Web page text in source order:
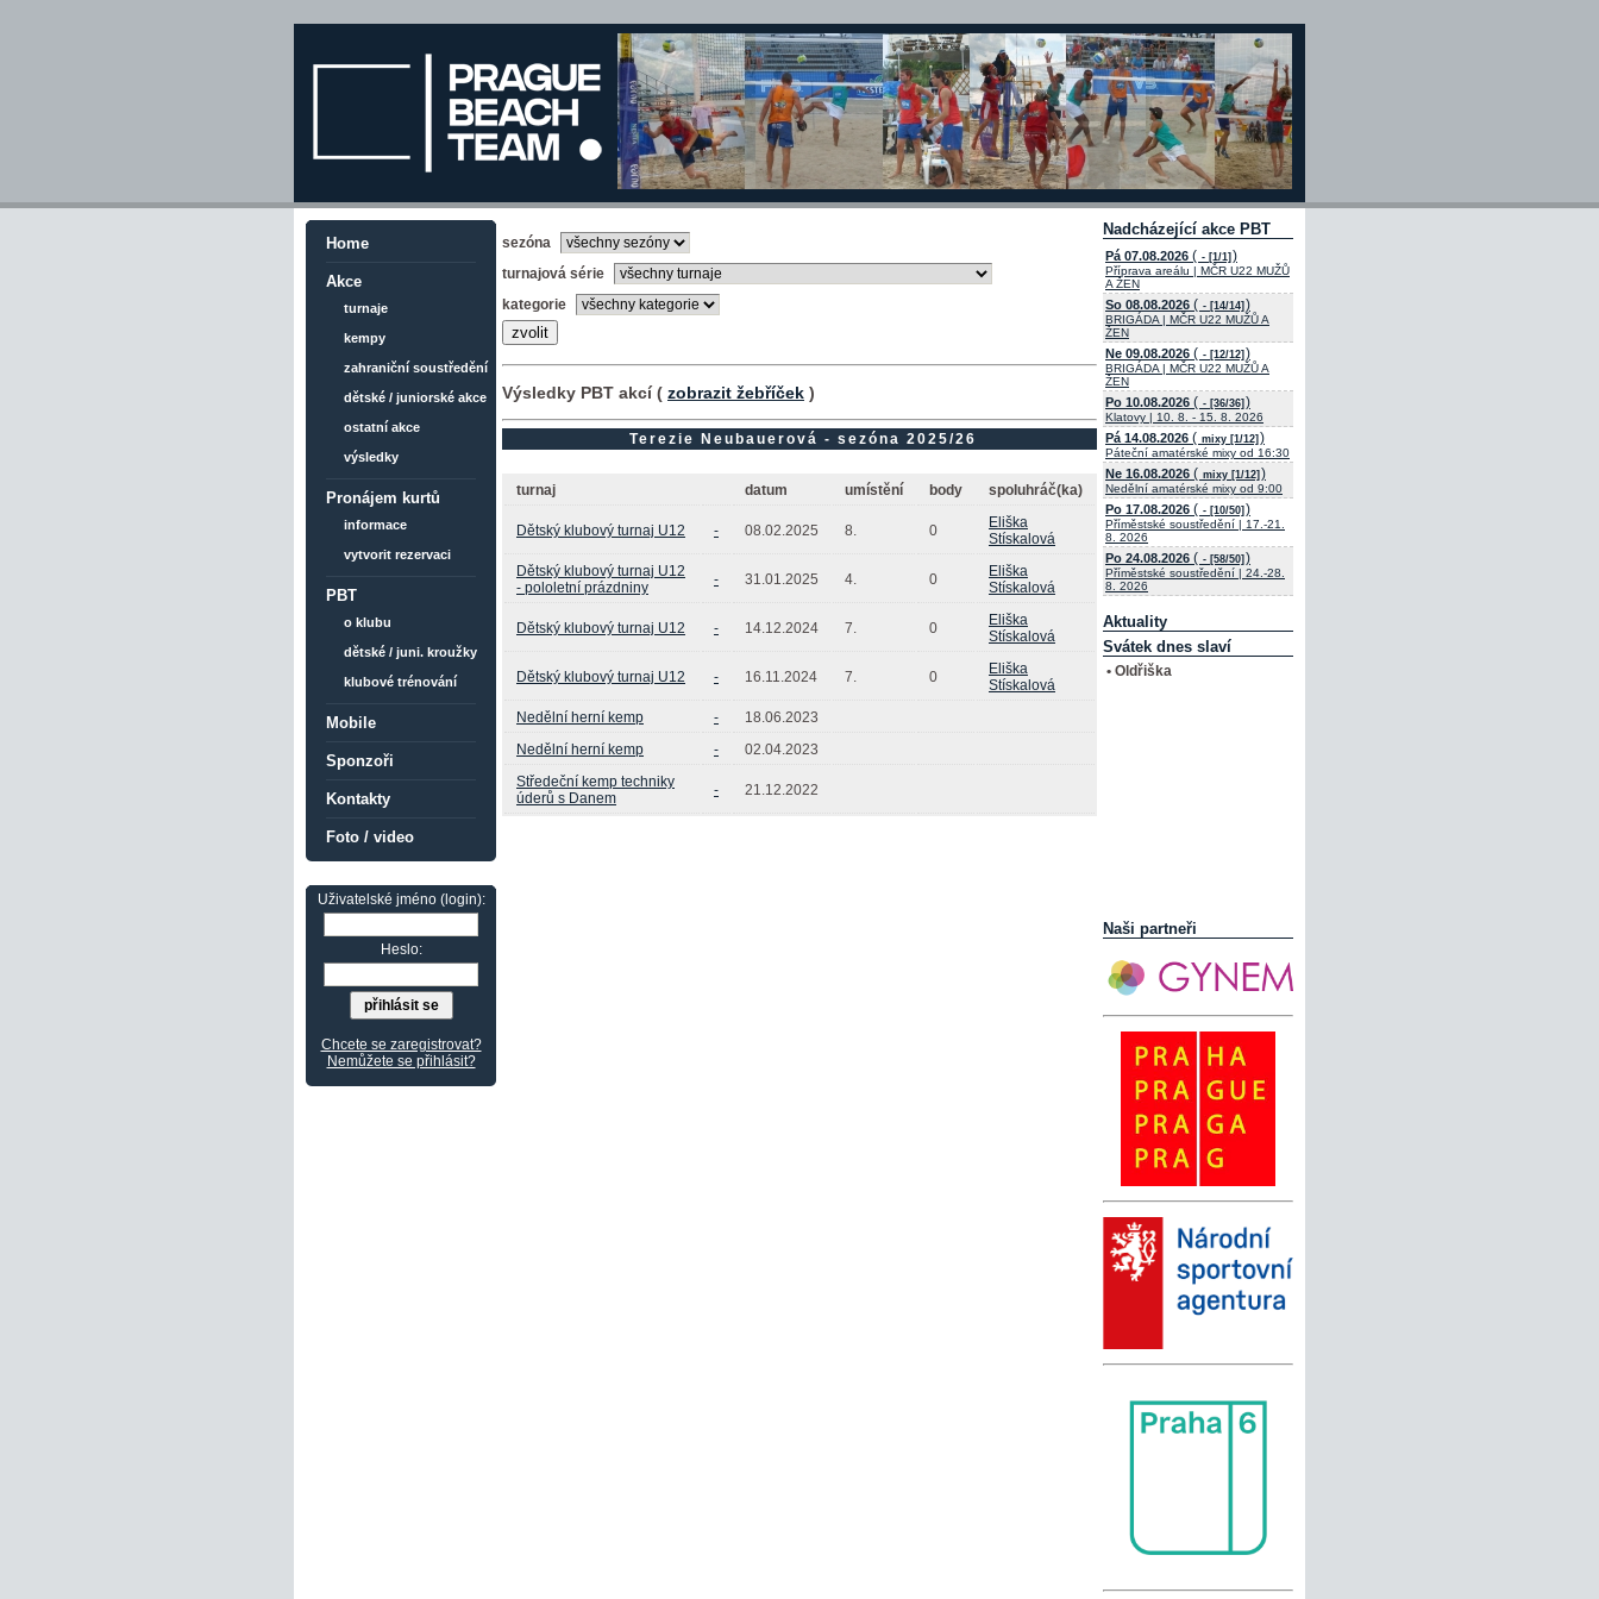
Home
Akce
turnaje
kempy
zahraniční soustředění
dětské / juniorské akce
ostatní akce
výsledky
Pronájem kurtů
informace
vytvorit rezervaci
PBT
o klubu
dětské / juni. kroužky
klubové trénování
Mobile
Sponzoři
Kontakty
Foto / video
Uživatelské jméno (login):
Heslo:
Chcete se zaregistrovat?
Nemůžete se přihlásit?
sezóna
turnajová série
kategorie
Výsledky PBT akcí ( zobrazit žebříček )
Terezie Neubauerová - sezóna 2025/26
turnaj datum umístění body spoluhráč(ka)
Dětský klubový turnaj U12 - 08.02.2025 8. 0
Eliška
Stískalová
Dětský klubový turnaj U12
- pololetní prázdniny
- 31.01.2025 4. 0
Eliška
Stískalová
Dětský klubový turnaj U12 - 14.12.2024 7. 0
Eliška
Stískalová
Dětský klubový turnaj U12 - 16.11.2024 7. 0
Eliška
Stískalová
Nedělní herní kemp
-
18.06.2023
Nedělní herní kemp
-
02.04.2023
Středeční kemp techniky
úderů s Danem
- 21.12.2022
Nadcházející akce PBT
Pá 07.08.2026 ( - [1/1] )
Příprava areálu | MČR U22 MUŽŮ
A ŽEN
So 08.08.2026 ( - [14/14] )
BRIGÁDA | MČR U22 MUŽŮ A
ŽEN
Ne 09.08.2026 ( - [12/12] )
BRIGÁDA | MČR U22 MUŽŮ A
ŽEN
Po 10.08.2026 ( - [36/36] )
Klatovy | 10. 8. - 15. 8. 2026
Pá 14.08.2026 ( mixy [1/12] )
Páteční amatérské mixy od 16:30
Ne 16.08.2026 ( mixy [1/12] )
Nedělní amatérské mixy od 9:00
Po 17.08.2026 ( - [10/50] )
Příměstské soustředění | 17.-21.
8. 2026
Po 24.08.2026 ( - [58/50] )
Příměstské soustředění | 24.-28.
8. 2026
Aktuality
Svátek dnes slaví
• Oldřiška
Naši partneři